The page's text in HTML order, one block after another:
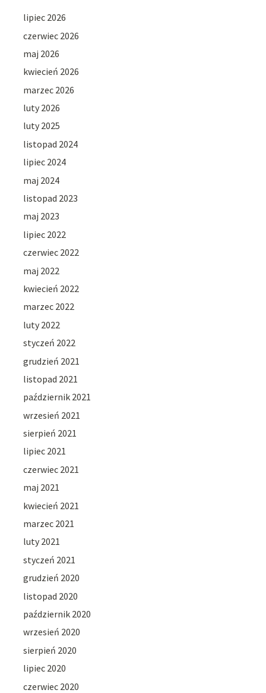
lipiec 2026
czerwiec 2026
maj 2026
kwiecień 2026
marzec 2026
luty 2026
luty 2025
listopad 2024
lipiec 2024
maj 2024
listopad 2023
maj 2023
lipiec 2022
czerwiec 2022
maj 2022
kwiecień 2022
marzec 2022
luty 2022
styczeń 2022
grudzień 2021
listopad 2021
październik 2021
wrzesień 2021
sierpień 2021
lipiec 2021
czerwiec 2021
maj 2021
kwiecień 2021
marzec 2021
luty 2021
styczeń 2021
grudzień 2020
listopad 2020
październik 2020
wrzesień 2020
sierpień 2020
lipiec 2020
czerwiec 2020